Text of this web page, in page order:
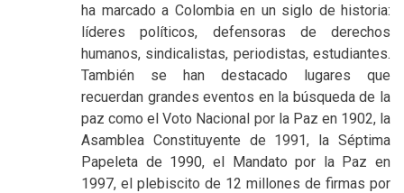
ha marcado a Colombia en un siglo de historia:
líderes políticos, defensoras de derechos
humanos, sindicalistas, periodistas, estudiantes.
También se han destacado lugares que
recuerdan grandes eventos en la búsqueda de la
paz como el Voto Nacional por la Paz en 1902, la
Asamblea Constituyente de 1991, la Séptima
Papeleta de 1990, el Mandato por la Paz en
1997, el plebiscito de 12 millones de firmas por